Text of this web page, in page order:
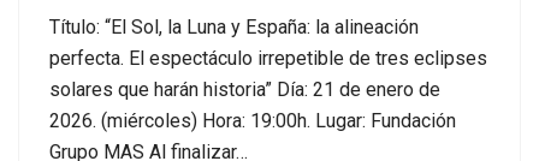
Título: “El Sol, la Luna y España: la alineación
perfecta. El espectáculo irrepetible de tres eclipses
solares que harán historia” Día: 21 de enero de
2026. (miércoles) Hora: 19:00h. Lugar: Fundación
Grupo MAS Al finalizar…